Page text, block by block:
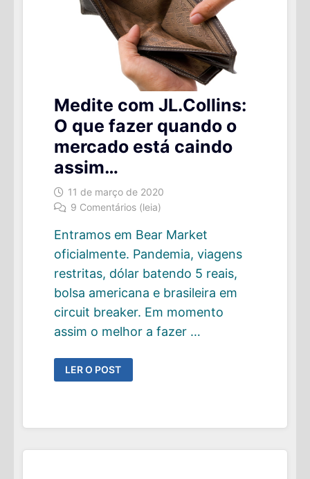
Medite com JL.Collins:
O que fazer quando o
mercado está caindo
assim…
11 de março de 2020
9 Comentários (leia)
Entramos em Bear Market
oficialmente. Pandemia, viagens
restritas, dólar batendo 5 reais,
bolsa americana e brasileira em
circuit breaker. Em momento
assim o melhor a fazer …
MEDITE
COM
JL.COLLINS:
O
ESTÁ
LER O POST